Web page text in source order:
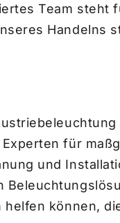
Team steht
Handelns
für
und
helfen können,